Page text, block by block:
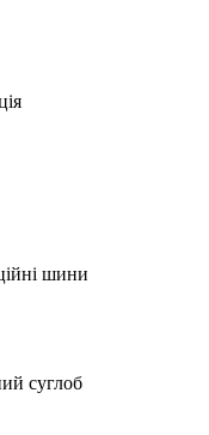
шини
суглоб